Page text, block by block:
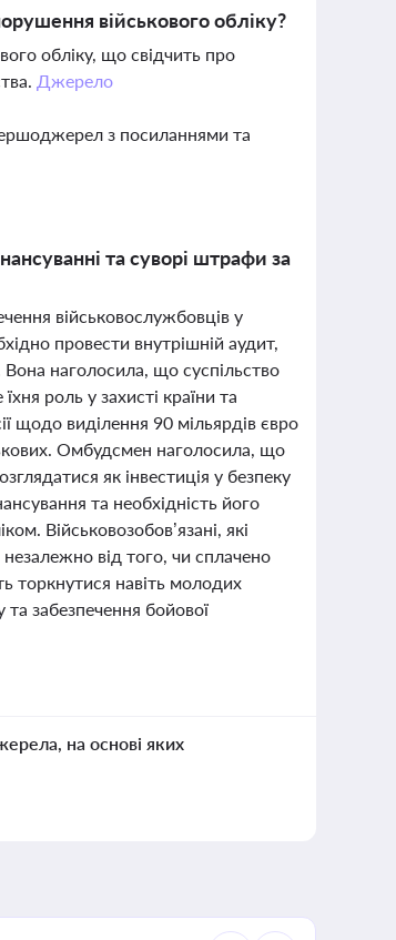
військового обліку?
обліку, що свідчить про
Джерело
з посиланнями та
та суворі штрафи за
військовослужбовців у
провести внутрішній аудит,
Вона наголосила, що суспільство
роль у захисті країни та
щодо виділення 90 мільярдів євро
Омбудсмен наголосила, що
як інвестиція у безпеку
та необхідність його
Військовозобов’язані, які
від того, чи сплачено
торкнутися навіть молодих
та забезпечення бойової
на основі яких